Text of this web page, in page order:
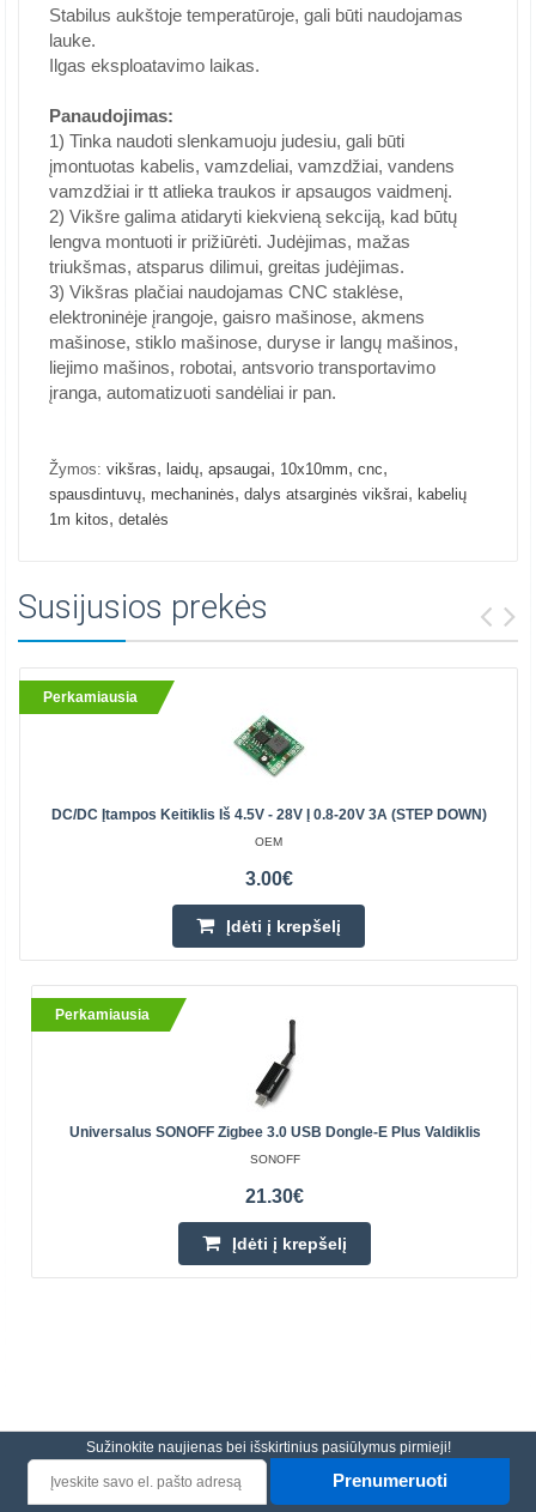
Stabilus aukštoje temperatūroje, gali būti naudojamas
lauke.
Ilgas eksploatavimo laikas.
Panaudojimas:
1) Tinka naudoti slenkamuoju judesiu, gali būti
įmontuotas kabelis, vamzdeliai, vamzdžiai, vandens
vamzdžiai ir tt atlieka traukos ir apsaugos vaidmenį.
2) Vikšre galima atidaryti kiekvieną sekciją, kad būtų
lengva montuoti ir prižiūrėti. Judėjimas, mažas
triukšmas, atsparus dilimui, greitas judėjimas.
3) Vikšras plačiai naudojamas CNC staklėse,
elektroninėje įrangoje, gaisro mašinose, akmens
mašinose, stiklo mašinose, duryse ir langų mašinos,
liejimo mašinos, robotai, antsvorio transportavimo
įranga, automatizuoti sandėliai ir pan.
Žymos: vikšras, laidų, apsaugai, 10x10mm, cnc,
spausdintuvų, mechaninės, dalys atsarginės vikšrai, kabelių
1m kitos, detalės
Susijusios prekės
Perkamiausia
DC/DC Įtampos Keitiklis Iš 4.5V - 28V Į 0.8-20V 3A (STEP DOWN)
OEM
3.00€
Įdėti į krepšelį
Perkamiausia
Universalus SONOFF Zigbee 3.0 USB Dongle-E Plus Valdiklis
SONOFF
21.30€
Įdėti į krepšelį
Sužinokite naujienas bei išskirtinius pasiūlymus pirmieji!
Prenumeruoti